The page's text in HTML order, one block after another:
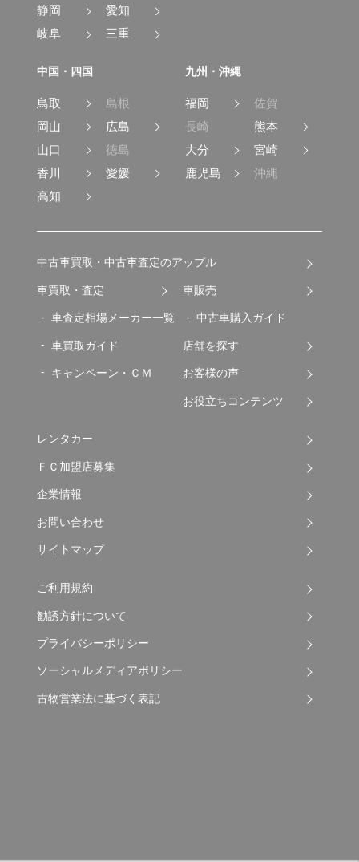
静岡
愛知
岐阜
三重
中国・四国
鳥取
島根
岡山
広島
山口
徳島
香川
愛媛
高知
九州・沖縄
福岡
佐賀
長崎
熊本
大分
宮崎
鹿児島
沖縄
中古車買取・中古車査定のアップル
車買取・査定
車査定相場メーカー一覧
車買取ガイド
キャンペーン・ＣＭ
車販売
中古車購入ガイド
店舗を探す
お客様の声
お役立ちコンテンツ
レンタカー
ＦＣ加盟店募集
企業情報
お問い合わせ
サイトマップ
ご利用規約
勧誘方針について
プライバシーポリシー
ソーシャルメディアポリシー
古物営業法に基づく表記